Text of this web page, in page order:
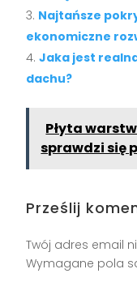
Najtańsze
ekonomiczne
Jaka jest
dachu?
Płyta
sprawdzi się
Prześlij
Twój adres email
Wymagane pola